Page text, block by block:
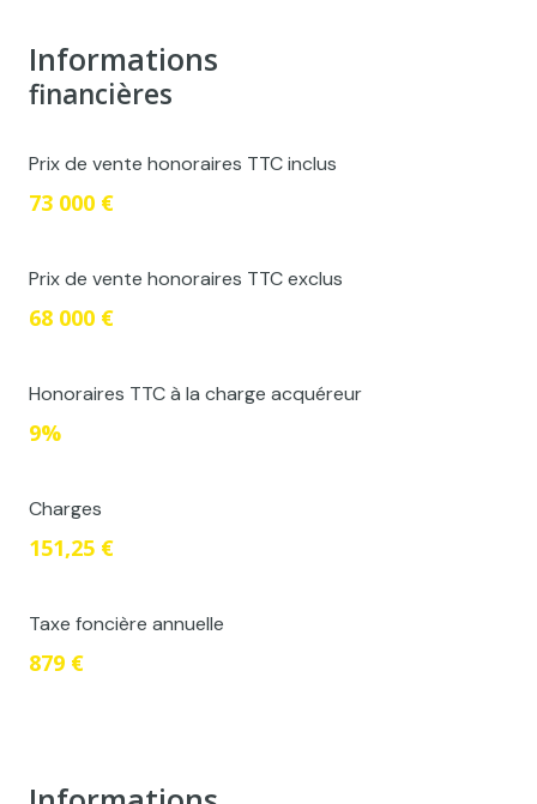
Informations
financières
Prix de vente honoraires TTC inclus
73 000 €
Prix de vente honoraires TTC exclus
68 000 €
Honoraires TTC à la charge acquéreur
9%
Charges
151,25 €
Taxe foncière annuelle
879 €